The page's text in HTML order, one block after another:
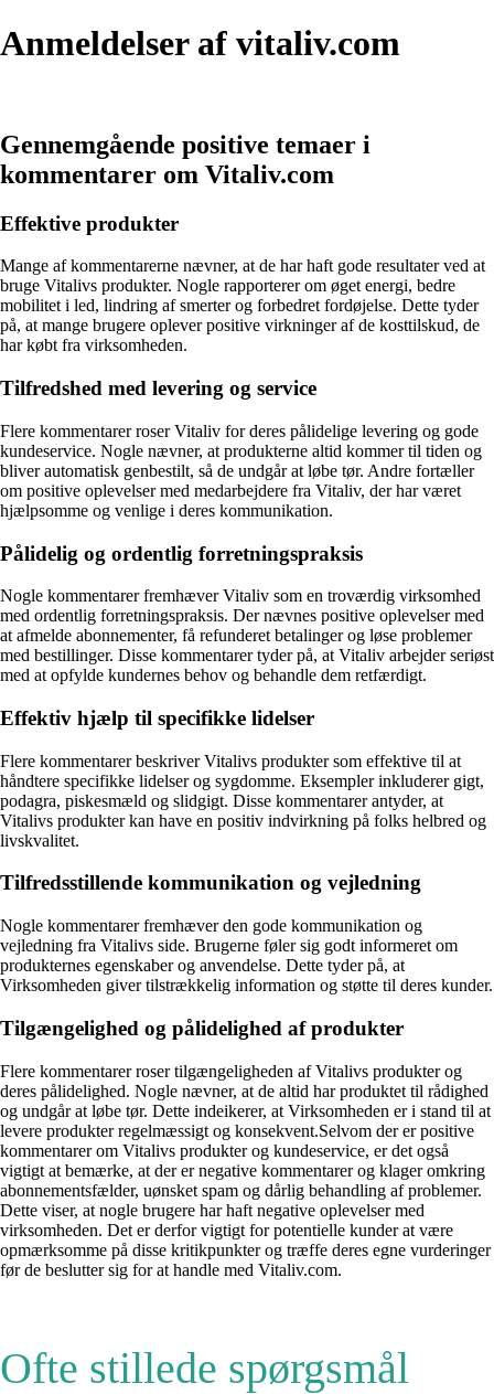
Anmeldelser af vitaliv.com
Gennemgående positive temaer i
kommentarer om Vitaliv.com
Effektive produkter
Mange af kommentarerne nævner, at de har haft gode resultater ved at
bruge Vitalivs produkter. Nogle rapporterer om øget energi, bedre
mobilitet i led, lindring af smerter og forbedret fordøjelse. Dette tyder
på, at mange brugere oplever positive virkninger af de kosttilskud, de
har købt fra virksomheden.
Tilfredshed med levering og service
Flere kommentarer roser Vitaliv for deres pålidelige levering og gode
kundeservice. Nogle nævner, at produkterne altid kommer til tiden og
bliver automatisk genbestilt, så de undgår at løbe tør. Andre fortæller
om positive oplevelser med medarbejdere fra Vitaliv, der har været
hjælpsomme og venlige i deres kommunikation.
Pålidelig og ordentlig forretningspraksis
Nogle kommentarer fremhæver Vitaliv som en troværdig virksomhed
med ordentlig forretningspraksis. Der nævnes positive oplevelser med
at afmelde abonnementer, få refunderet betalinger og løse problemer
med bestillinger. Disse kommentarer tyder på, at Vitaliv arbejder seriøst
med at opfylde kundernes behov og behandle dem retfærdigt.
Effektiv hjælp til specifikke lidelser
Flere kommentarer beskriver Vitalivs produkter som effektive til at
håndtere specifikke lidelser og sygdomme. Eksempler inkluderer gigt,
podagra, piskesmæld og slidgigt. Disse kommentarer antyder, at
Vitalivs produkter kan have en positiv indvirkning på folks helbred og
livskvalitet.
Tilfredsstillende kommunikation og vejledning
Nogle kommentarer fremhæver den gode kommunikation og
vejledning fra Vitalivs side. Brugerne føler sig godt informeret om
produkternes egenskaber og anvendelse. Dette tyder på, at
Virksomheden giver tilstrækkelig information og støtte til deres kunder.
Tilgængelighed og pålidelighed af produkter
Flere kommentarer roser tilgængeligheden af Vitalivs produkter og
deres pålidelighed. Nogle nævner, at de altid har produktet til rådighed
og undgår at løbe tør. Dette indeikerer, at Virksomheden er i stand til at
levere produkter regelmæssigt og konsekvent.Selvom der er positive
kommentarer om Vitalivs produkter og kundeservice, er det også
vigtigt at bemærke, at der er negative kommentarer og klager omkring
abonnementsfælder, uønsket spam og dårlig behandling af problemer.
Dette viser, at nogle brugere har haft negative oplevelser med
virksomheden. Det er derfor vigtigt for potentielle kunder at være
opmærksomme på disse kritikpunkter og træffe deres egne vurderinger
før de beslutter sig for at handle med Vitaliv.com.
Ofte stillede spørgsmål